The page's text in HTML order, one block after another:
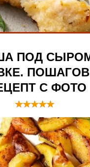
ПОД
С ФОТО